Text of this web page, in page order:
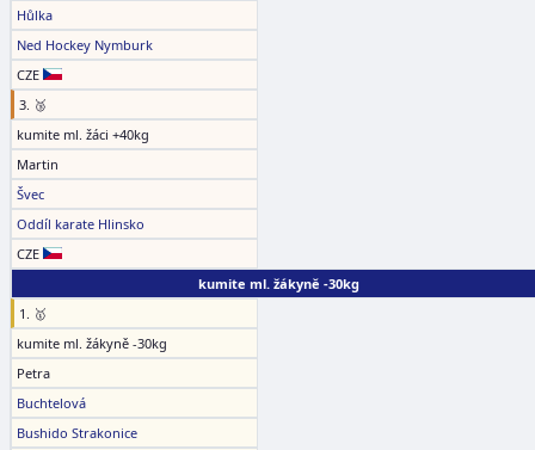
Hůlka
Ned Hockey Nymburk
CZE
3. 🥉
kumite ml. žáci +40kg
Martin
Švec
Oddíl karate Hlinsko
CZE
kumite ml. žákyně -30kg
1. 🥇
kumite ml. žákyně -30kg
Petra
Buchtelová
Bushido Strakonice